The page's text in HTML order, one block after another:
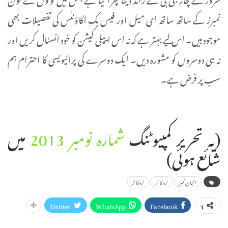
نمبرز کے ساتھ ساتھ ای میل اور فیس بک اکاؤنٹس کی تفصیلات بھی
موجود ہیں۔ اس لیے بہتر ہے کہ نہ اس ایپلی کیشن کو خود انسٹال کریں اور
نہ ہی دوسروں کو مشورہ دیں۔ ایک دوسرے کی پرائیویسی کا احترام ہم
سب پر فرض ہے۔
(یہ تحریر کمپیوٹنگشمارہ نومبر 2013 میں
شائع ہوئی)
انجان نمبر ٹرو کالر ٹروکالر
1
Facebook
WhatsApp
Twitter